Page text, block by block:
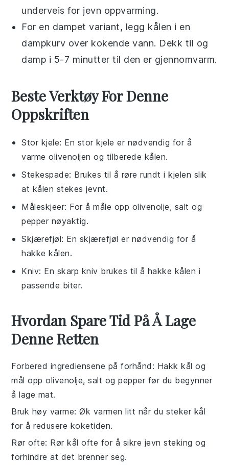
underveis for jevn oppvarming.
For en dampet variant, legg kålen i en
dampkurv over kokende vann. Dekk til og
damp i 5-7 minutter til den er gjennomvarm.
Beste Verktøy For Denne
Oppskriften
Stor kjele: En stor kjele er nødvendig for å
varme olivenoljen og tilberede kålen.
Stekespade: Brukes til å røre rundt i kjelen slik
at kålen stekes jevnt.
Måleskjeer: For å måle opp olivenolje, salt og
pepper nøyaktig.
Skjærefjøl: En skjærefjøl er nødvendig for å
hakke kålen.
Kniv: En skarp kniv brukes til å hakke kålen i
passende biter.
Hvordan Spare Tid På Å Lage
Denne Retten
Forbered ingrediensene på forhånd : Hakkkål og
mål oppolivenolje,salt ogpepper før du begynner
å lage mat.
Bruk høy varme: Øk varmen litt når du steker kål
for å redusere koketiden.
Rør ofte: Rørkål ofte for å sikre jevn steking og
forhindre at det brenner seg.